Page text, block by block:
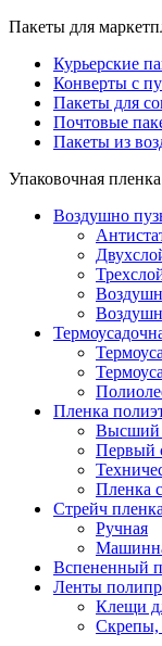
Пакеты для
Курьерские
Конверты с
Пакеты для
Почтовые
Пакеты из
Упаковочная пленка
Воздушно
Пленка
Высший
Первый
Пленка
Стрейч пленка
Ручная
Вспененный
Ленты
Клещи
Скрепы,